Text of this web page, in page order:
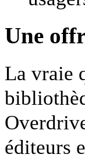
Une
La vraie
éditeurs